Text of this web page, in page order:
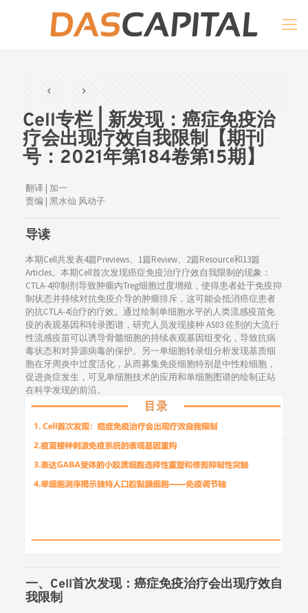
Cell专栏 | 新发现：癌症免疫治
疗会出现疗效自我限制【期刊
号：2021年第184卷第15期】
翻译 | 加一
责编 | 黑水仙 风动子
导读
本期Cell共发表4篇Previews、1篇Review、2篇Resource和13篇
Articles。本期Cell首次发现癌症免疫治疗疗效自我限制的现象：
CTLA-4抑制剂导致肿瘤内Treg细胞过度增殖，使得患者处于免疫抑
制状态并持续对抗免疫介导的肿瘤排斥，这可能会抵消癌症患者
的抗CTLA-4治疗的疗效。通过绘制单细胞水平的人类流感疫苗免
疫的表观基因和转录图谱，研究人员发现接种 AS03 佐剂的大流行
性流感疫苗可以诱导骨髓细胞的持续表观基因组变化，导致抗病
毒状态和对异源病毒的保护。另一单细胞转录组分析发现基质细
胞在牙周炎中过度活化，从而募集免疫细胞特别是中性粒细胞，
促进炎症发生，可见单细胞技术的应用和单细胞图谱的绘制正站
在科学发现的前沿。
一、Cell首次发现：癌症免疫治疗会出现疗效自
我限制